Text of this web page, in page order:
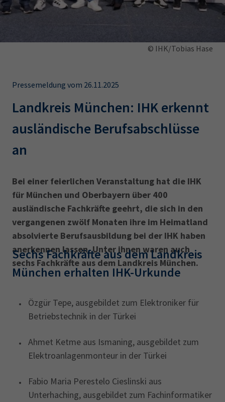
Leichte Sprache
IHK regional
IHK Akademie
Magazin Log-in
AdA
34d
Prüfungstermine
Sachkundeprüfung
Berichtsheft
AEVO
© IHK/Tobias Hase
Pressemeldung vom 26.11.2025
Landkreis München: IHK erkennt
ausländische Berufsabschlüsse
an
Bei einer feierlichen Veranstaltung hat die IHK
für München und Oberbayern über 400
ausländische Fachkräfte geehrt, die sich in den
vergangenen zwölf Monaten ihre im Heimatland
absolvierte Berufsausbildung bei der IHK haben
anerkennen lassen. Unter ihnen waren auch
sechs Fachkräfte aus dem Landkreis München.
Sechs Fachkräfte aus dem Landkreis
München erhalten IHK-Urkunde
Özgür Tepe, ausgebildet zum Elektroniker für
Betriebstechnik in der Türkei
Ahmet Ketme aus Ismaning, ausgebildet zum
Elektroanlagenmonteur in der Türkei
Fabio Maria Perestelo Cieslinski aus
Unterhaching, ausgebildet zum Fachinformatiker